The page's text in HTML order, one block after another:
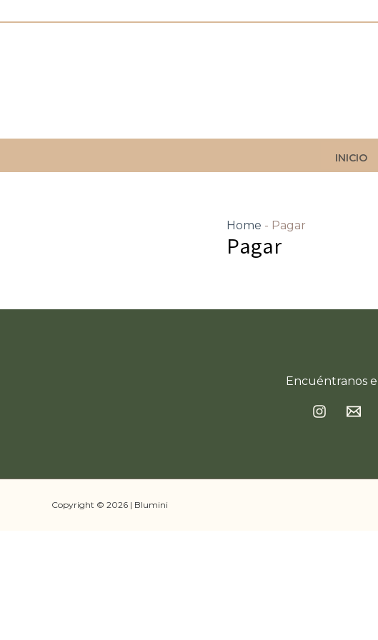
INICIO
Home - Pagar
Pagar
Encuéntranos
Copyright © 2026 | Blumini